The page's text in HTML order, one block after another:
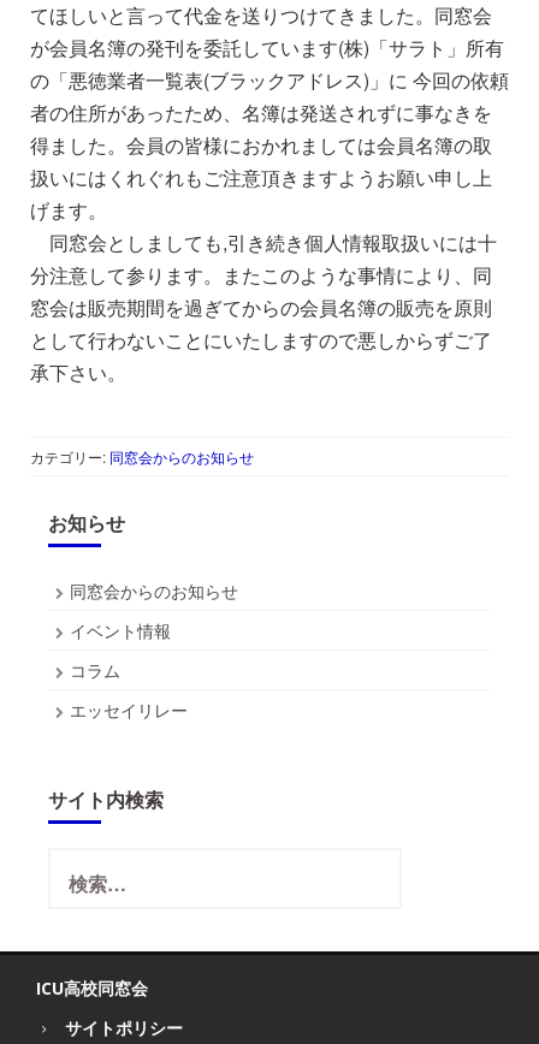
てほしいと言って代金を送りつけてきました。同窓会
が会員名簿の発刊を委託しています(株)「サラト」所有
の「悪徳業者一覧表(ブラックアドレス)」に 今回の依頼
者の住所があったため、名簿は発送されずに事なきを
得ました。会員の皆様におかれましては会員名簿の取
扱いにはくれぐれもご注意頂きますようお願い申し上
げます。
同窓会としましても,引き続き個人情報取扱いには十
分注意して参ります。またこのような事情により、同
窓会は販売期間を過ぎてからの会員名簿の販売を原則
として行わないことにいたしますので悪しからずご了
承下さい。
カテゴリー: 同窓会からのお知らせ
お知らせ
同窓会からのお知らせ
イベント情報
コラム
エッセイリレー
サイト内検索
索:
ICU高校同窓会
サイトポリシー